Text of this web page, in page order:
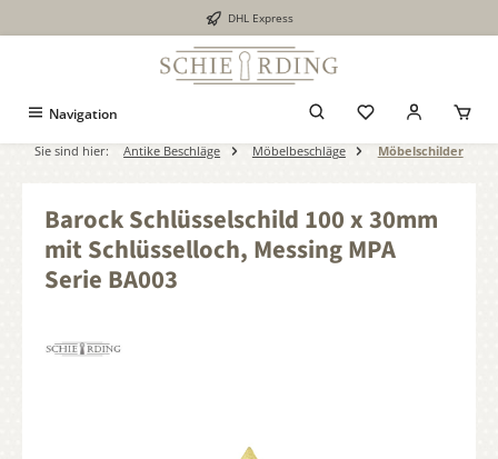
DHL Express
Navigation
Sie sind hier: Antike Beschläge Möbelbeschläge Möbelschilder
Barock Schlüsselschild 100 x 30mm
mit Schlüsselloch, Messing MPA
Serie BA003